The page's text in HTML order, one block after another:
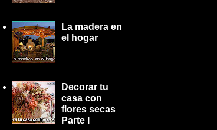
La madera en
el hogar
Decorar tu
casa con
flores secas
Parte I